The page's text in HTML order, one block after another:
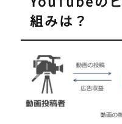
組みは？